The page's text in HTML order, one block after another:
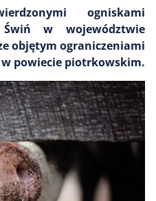
ogniskami
w województwie
objętym ograniczeniami
w powiecie piotrkowskim.